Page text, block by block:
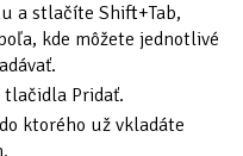
a stlačíte Shift+Tab,
kde môžete jednotlivé
Pridať.
ktorého už vkladáte